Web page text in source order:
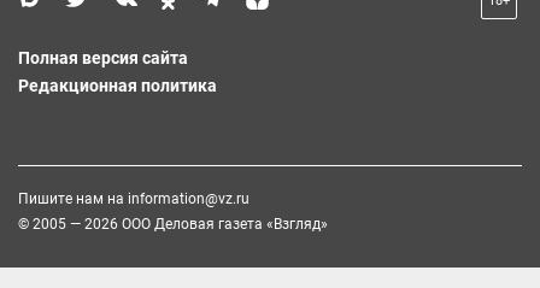
Полная версия сайта
Редакционная политика
Пишите нам на information@vz.ru
© 2005 — 2026 ООО Деловая газета «Взгляд»